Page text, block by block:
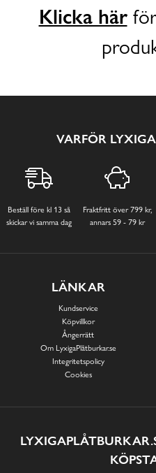
Klicka härför
VARFÖR
Beställ före kl 13 så
skickar vi samma dag
Fraktfritt över 799 kr,
annars 59 - 79 kr
LÄNKAR
Kundservice
Köpvillkor
Ångerrätt
Om LyxigaPlåtburkar.se
Integritetspolicy
Cookies